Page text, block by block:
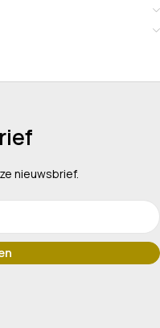
nieuwsbrief.